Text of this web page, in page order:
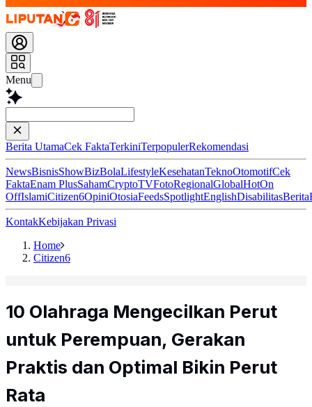
Menu
Ketik pertanyaan
Berita UtamaCek FaktaTerkiniTerpopulerRekomendasi
NewsBisnisShowBizBolaLifestyleKesehatanTeknoOtomotifCek
FaktaEnam PlusSahamCryptoTVFotoRegionalGlobalHotOn
OffIslamiCitizen6OpiniOtosiaFeedsSpotlightEnglishDisabilitasBerita
KontakKebijakan Privasi
Home
Citizen6
10 Olahraga Mengecilkan Perut
untuk Perempuan, Gerakan
Praktis dan Optimal Bikin Perut
Rata